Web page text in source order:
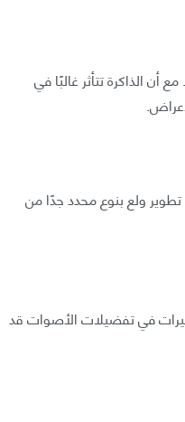
الذاكرة تتأثر غالبًا في
من الخرف، سبّب تطوير ولع بنوع محدد جدًا من
في تفضيلات الأصوات قد